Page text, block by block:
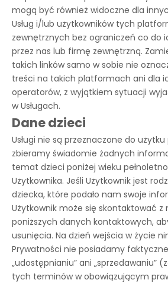
mogą być również widoczne dla
Usług i/lub użytkowników tych
zewnętrznych bez ograniczeń co do
przez nas lub firmę zewnętrzną.
takich linków samo w sobie nie
treści na takich platformach ani dla
operatorów, z wyjątkiem sytuacji
w Usługach.
Dane dzieci
Usługi nie są przeznaczone do użytku
zbieramy świadomie żadnych
temat dzieci poniżej wieku
Użytkownika. Jeśli Użytkownik jest
dziecka, które podało nam swoje
Użytkownik może się skontaktować
poniższych danych kontaktowych,
usunięcia. Na dzień wejścia w życie
Prywatności nie posiadamy
„udostępnianiu” ani „sprzedawaniu”
tych terminów w obowiązującym